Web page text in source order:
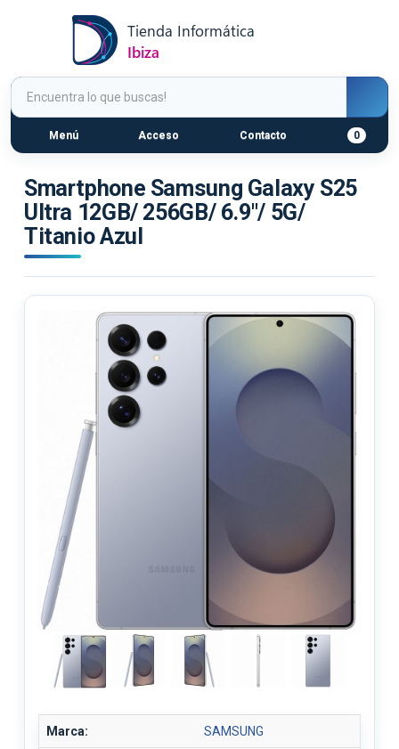
Menú Acceso Contacto 0
Smartphone Samsung Galaxy S25
Ultra 12GB/ 256GB/ 6.9"/ 5G/
Titanio Azul
Marca: SAMSUNG